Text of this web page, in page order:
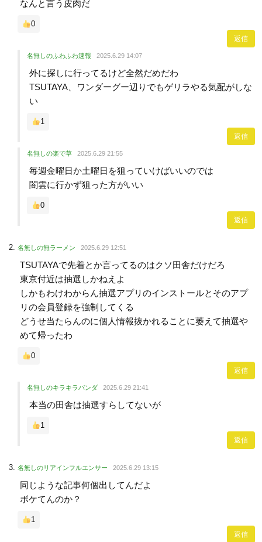
なんと言う皮肉だ
0
返信
名無しのふわふわ速報 2025.6.29 14:07
外に探しに行ってるけど全然だめだわ
TSUTAYA、ワンダーグー辺りでもゲリラやる気配がしな
い
1
返信
名無しの楽で草 2025.6.29 21:55
毎週金曜日か土曜日を狙っていけばいいのでは
闇雲に行かず狙った方がいい
0
返信
名無しの無ラーメン 2025.6.29 12:51
TSUTAYAで先着とか言ってるのはクソ田舎だけだろ
東京付近は抽選しかねえよ
しかもわけわからん抽選アプリのインストールとそのアプ
リの会員登録を強制してくる
どうせ当たらんのに個人情報抜かれることに萎えて抽選や
めて帰ったわ
0
返信
名無しのキラキラパンダ 2025.6.29 21:41
本当の田舎は抽選すらしてないが
1
返信
名無しのリアインフルエンサー 2025.6.29 13:15
同じような記事何個出してんだよ
ボケてんのか？
1
返信